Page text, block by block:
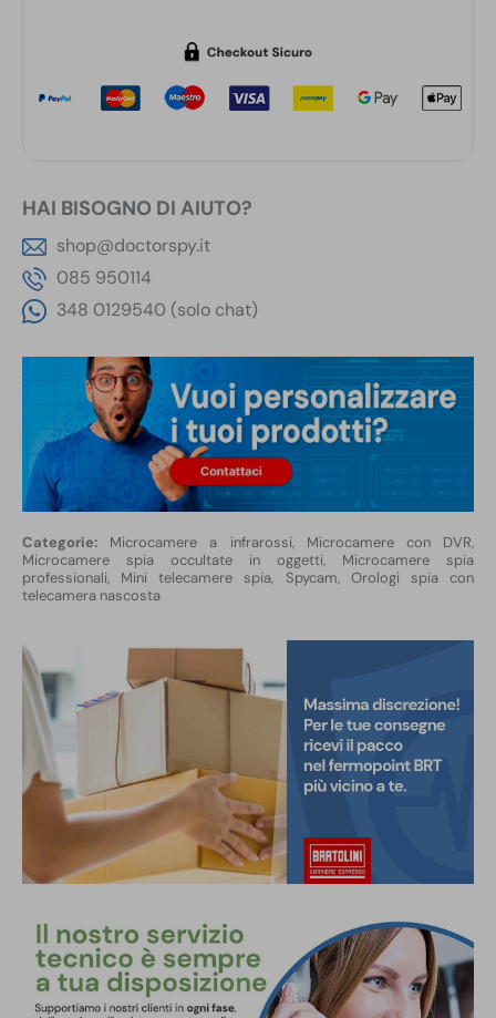
HAI BISOGNO DI AIUTO?
shop@doctorspy.it
085 950114
348 0129540 (solo chat)
Microcamere a infrarossi, Microcamere con DVR,
Microcamere spia occultate in oggetti, Microcamere spia
professionali, Mini telecamere spia, Spycam, Orologi spia con
telecamera nascosta